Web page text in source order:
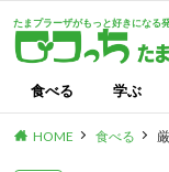
たまプラーザがもっと好きになる
食べる 学ぶ
HOME 食べる